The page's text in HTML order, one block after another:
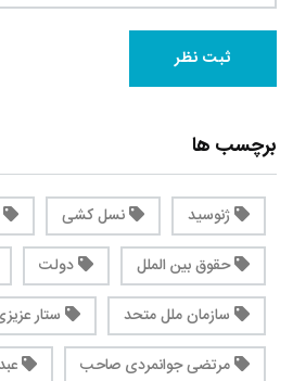
برچسب ها
ژنوسید نسل کشی
حقوق بین الملل
دولت
سازمان ملل متحد
ستار
مرتضی جوانمردی صاحب